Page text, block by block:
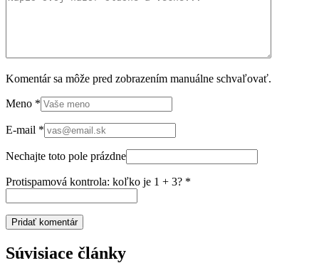
Komentár sa môže pred zobrazením manuálne schvaľovať.
Meno *
E-mail *
Nechajte toto pole prázdne
Protispamová kontrola: koľko je 1 + 3? *
Súvisiace články